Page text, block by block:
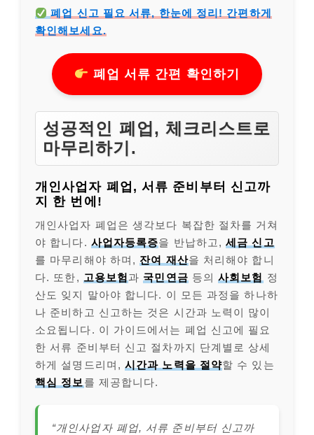
폐업 신고 필요 서류, 한눈에 정리! 간편하게
확인해보세요.
폐업 서류 간편 확인하기
성공적인 폐업, 체크리스트로
마무리하기.
개인사업자 폐업, 서류 준비부터 신고까
지 한 번에!
개인사업자 폐업은 생각보다 복잡한 절차를 거쳐
야 합니다. 사업자등록증을 반납하고,세금 신고
를 마무리해야 하며, 잔여 재산을 처리해야 합니
다. 또한, 고용보험과 국민연금 등의사회보험 정
산도 잊지 말아야 합니다. 이 모든 과정을 하나하
나 준비하고 신고하는 것은 시간과 노력이 많이
소요됩니다. 이 가이드에서는 폐업 신고에 필요
한 서류 준비부터 신고 절차까지 단계별로 상세
하게 설명드리며, 시간과 노력을 절약할 수 있는
핵심 정보 를 제공합니다.
“개인사업자 폐업, 서류 준비부터 신고까